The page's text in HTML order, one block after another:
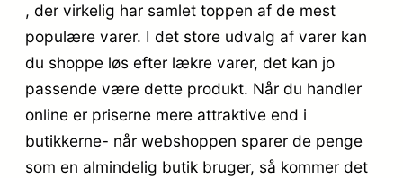
, der virkelig har samlet toppen af de mest
populære varer. I det store udvalg af varer kan
du shoppe løs efter lækre varer, det kan jo
passende være dette produkt. Når du handler
online er priserne mere attraktive end i
butikkerne- når webshoppen sparer de penge
som en almindelig butik bruger, så kommer det